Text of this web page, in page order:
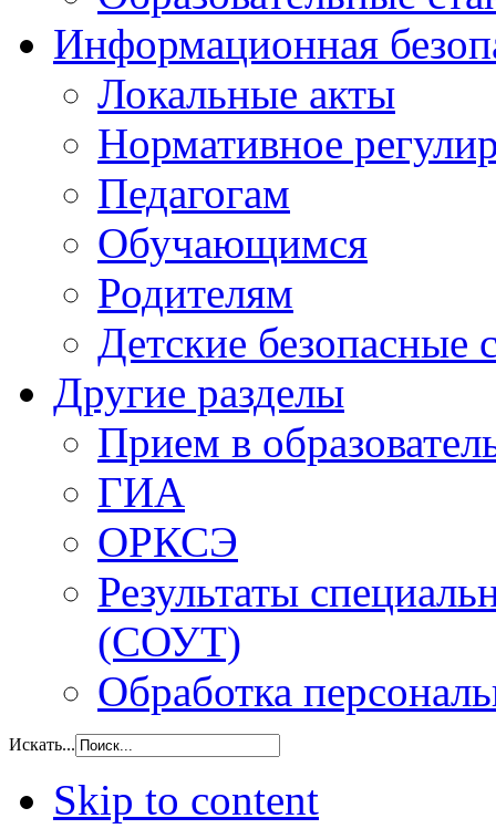
Информационная
Локальные акты
Нормативное
Педагогам
Обучающимся
Родителям
Детские безопасные
Другие разделы
Прием в
ГИА
ОРКСЭ
Результаты
(СОУТ)
Обработка
Искать...
Skip to content